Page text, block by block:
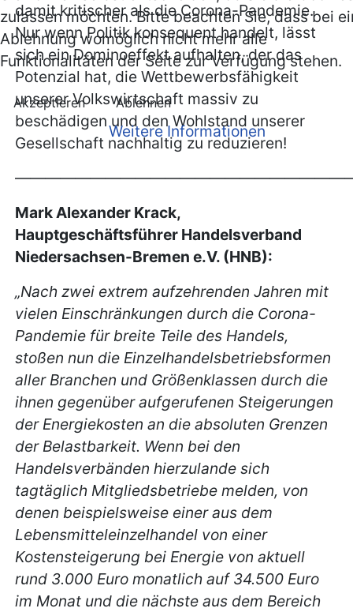
damit kritischer als die Corona-Pandemie.
Nur wenn Politik konsequent handelt, lässt
sich ein Dominoeffekt aufhalten, der das
Potenzial hat, die Wettbewerbsfähigkeit
unserer Volkswirtschaft massiv zu
beschädigen und den Wohlstand unserer
Gesellschaft nachhaltig zu reduzieren!
Mark Alexander Krack,
Hauptgeschäftsführer Handelsverband
Niedersachsen-Bremen e.V. (HNB):
„Nach zwei extrem aufzehrenden Jahren mit
vielen Einschränkungen durch die Corona-
Pandemie für breite Teile des Handels,
stoßen nun die Einzelhandelsbetriebsformen
aller Branchen und Größenklassen durch die
ihnen gegenüber aufgerufenen Steigerungen
der Energiekosten an die absoluten Grenzen
der Belastbarkeit. Wenn bei den
Handelsverbänden hierzulande sich
tagtäglich Mitgliedsbetriebe melden, von
denen beispielsweise einer aus dem
Lebensmitteleinzelhandel von einer
Kostensteigerung bei Energie von aktuell
rund 3.000 Euro monatlich auf 34.500 Euro
im Monat und die nächste aus dem Bereich
zulassen möchten. Bitte beachten Sie, dass bei
Ablehnung womöglich nicht mehr alle
Funktionalitäten der Seite zur Verfügung stehen.
Akzeptieren Ablehnen
Weitere Informationen